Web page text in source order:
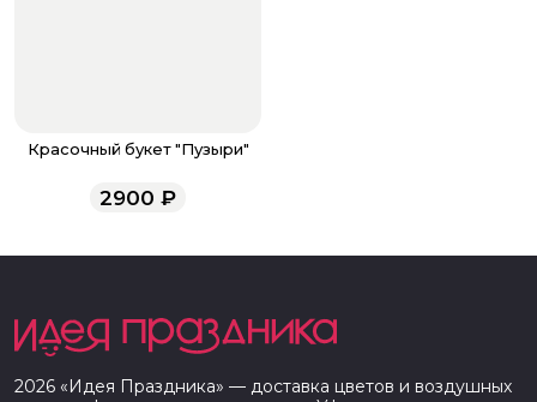
Красочный букет "Пузыри"
2900 ₽
2026 «Идея Праздника» — доставка цветов и воздушных